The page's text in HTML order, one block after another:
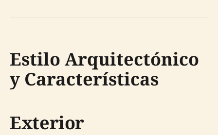
Estilo Arquitectónico
y Características
Exterior